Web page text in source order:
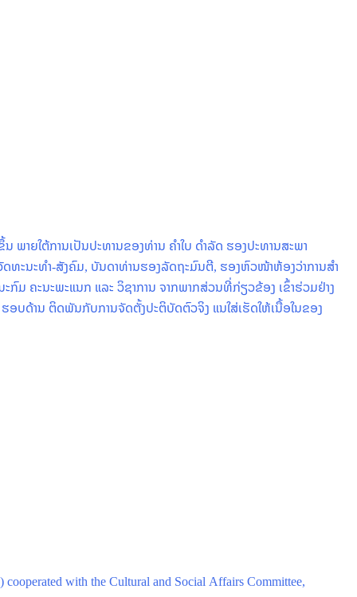
າຍໃຕ້ການເປັນປະທານຂອງທ່ານ ຄໍາໃບ ດໍາລັດ ຮອງປະທານສະພາ
ທະນະທໍາ-ສັງຄົມ, ບັນດາທ່ານຮອງລັດຖະມົນຕີ, ຮອງຫົວໜ້າຫ້ອງວ່າການສໍາ
ມ ຄະນະພະແນກ ແລະ ວິຊາການ ຈາກພາກສ່ວນທີ່ກ່ຽວຂ້ອງ ເຂົ້າຮ່ວມຢ່າງ
ອບດ້ານ ຕິດພັນກັບການຈັດຕັ້ງປະຕິບັດຕົວຈິງ ແນໃສ່ເຮັດໃຫ້ເນື້ອໃນຂອງ
with the Cultural and Social Affairs Committee,